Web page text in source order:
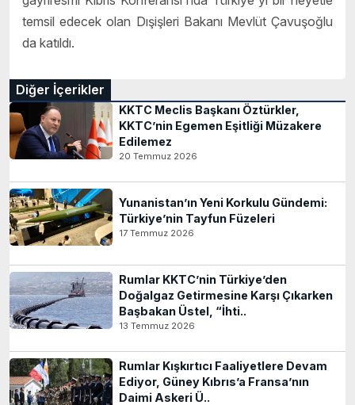
temsil edecek olan Dışişleri Bakanı Mevlüt Çavuşoğlu
da katıldı.
Diğer İçerikler
KKTC Meclis Başkanı Öztürkler,
KKTC’nin Egemen Eşitliği Müzakere
Edilemez
20 Temmuz 2026
Yunanistan’ın Yeni Korkulu Gündemi:
Türkiye’nin Tayfun Füzeleri
17 Temmuz 2026
Rumlar KKTC’nin Türkiye’den
Doğalgaz Getirmesine Karşı Çıkarken
Başbakan Üstel, “İhti..
13 Temmuz 2026
Rumlar Kışkırtıcı Faaliyetlere Devam
Ediyor, Güney Kıbrıs’a Fransa’nın
Daimi Askeri Ü..